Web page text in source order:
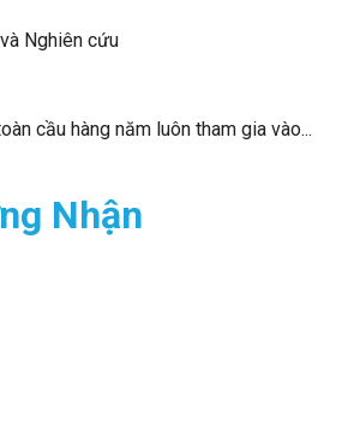
Nghiên cứu
cầu hàng năm luôn tham gia vào...
Nhận